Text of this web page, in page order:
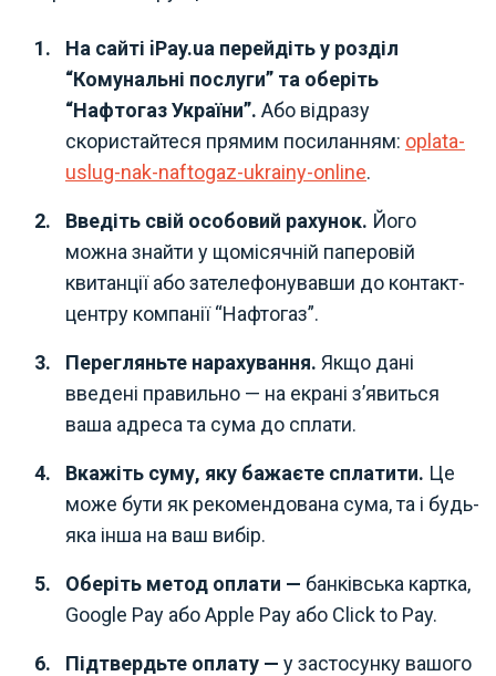
На сайті iPay.ua перейдіть у розділ
“Комунальні послуги” та оберіть
“Нафтогаз України”. Або відразу
скористайтеся прямим посиланням: oplata-
uslug-nak-naftogaz-ukrainy-online.
Введіть свій особовий рахунок. Його
можна знайти у щомісячній паперовій
квитанції або зателефонувавши до контакт-
центру компанії “Нафтогаз”.
Перегляньте нарахування. Якщо дані
введені правильно — на екрані з’явиться
ваша адреса та сума до сплати.
Вкажіть суму, яку бажаєте сплатити. Це
може бути як рекомендована сума, та і будь-
яка інша на ваш вибір.
Оберіть метод оплати — банківська картка,
Google Pay або Apple Pay або Click to Pay.
Підтвердьте оплату — у застосунку вашого